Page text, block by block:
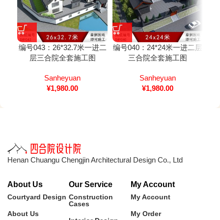
编号043：26*32.7米一进二
层三合院全套施工图
Sanheyuan
¥1,980.00
编号040：24*24米一进二层
三合院全套施工图
Sanheyuan
¥1,980.00
Henan Chuangu Chengjin Architectural Design Co., Ltd
About Us
Courtyard Design
About Us
Our Service
Construction
Cases
My Account
My Account
My Order